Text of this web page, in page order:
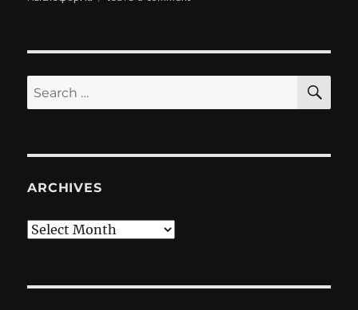
Search
for:
ARCHIVES
Archives